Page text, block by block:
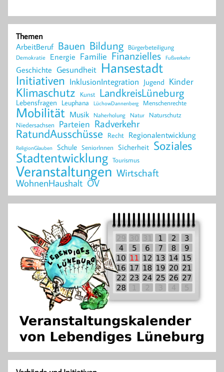
Themen
ArbeitBeruf Bauen Bildung Bürgerbeteiligung
Demokratie Energie Familie Finanzielles Fußverkehr
Geschichte Gesundheit Hansestadt
Initiativen InklusionIntegration Jugend Kinder
Klimaschutz Kunst LandkreisLüneburg
Lebensfragen Leuphana LüchowDannenberg Menschenrechte
Mobilität Musik Naherholung Natur Naturschutz
Niedersachsen Parteien Radverkehr
RatundAusschüsse Recht Regionalentwicklung
ReligionGlauben Schule SeniorInnen Sicherheit Soziales
Stadtentwicklung Tourismus
Veranstaltungen Wirtschaft
WohnenHaushalt ÖV